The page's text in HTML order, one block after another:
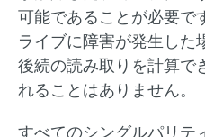
可能であることが必要で
ライブに障害が発生した
後続の読み取りを計算で
れることはありません。
すべてのシングルパリテ